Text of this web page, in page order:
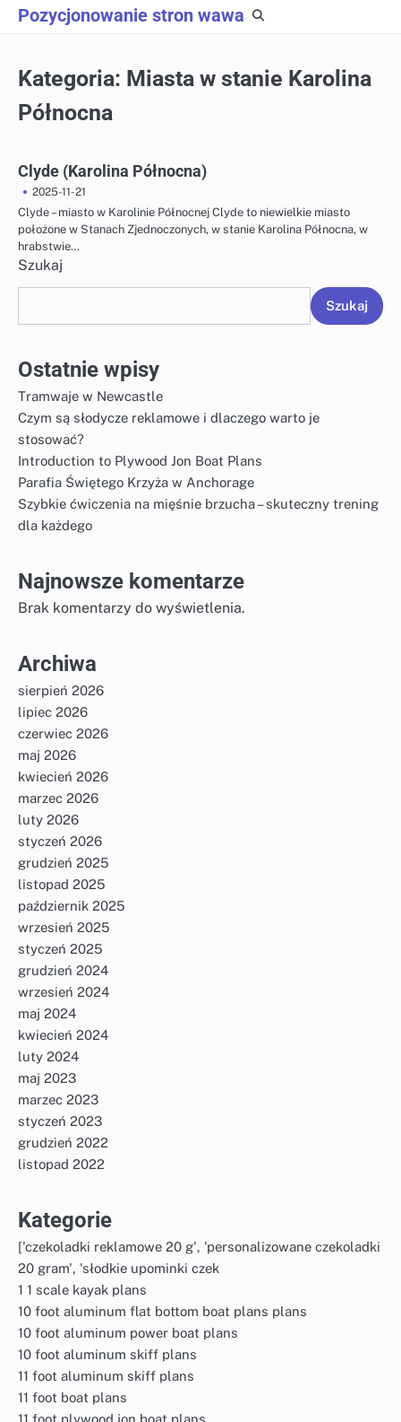
Skip
to
Pozycjonowanie stron wawa
Kategoria: Miasta w stanie Karolina
Północna
Clyde (Karolina Północna)
2025-11-21
Clyde – miasto w Karolinie Północnej Clyde to niewielkie miasto
położone w Stanach Zjednoczonych, w stanie Karolina Północna, w
hrabstwie…
Szukaj
Szukaj
Ostatnie wpisy
Tramwaje w Newcastle
Czym są słodycze reklamowe i dlaczego warto je
stosować?
Introduction to Plywood Jon Boat Plans
Parafia Świętego Krzyża w Anchorage
Szybkie ćwiczenia na mięśnie brzucha – skuteczny trening
dla każdego
Najnowsze komentarze
Brak komentarzy do wyświetlenia.
Archiwa
sierpień 2026
lipiec 2026
czerwiec 2026
maj 2026
kwiecień 2026
marzec 2026
luty 2026
styczeń 2026
grudzień 2025
listopad 2025
październik 2025
wrzesień 2025
styczeń 2025
grudzień 2024
wrzesień 2024
maj 2024
kwiecień 2024
luty 2024
maj 2023
marzec 2023
styczeń 2023
grudzień 2022
listopad 2022
Kategorie
['czekoladki reklamowe 20 g', 'personalizowane czekoladki
20 gram', 'słodkie upominki czek
1 1 scale kayak plans
10 foot aluminum flat bottom boat plans plans
10 foot aluminum power boat plans
10 foot aluminum skiff plans
11 foot aluminum skiff plans
11 foot boat plans
11 foot plywood jon boat plans